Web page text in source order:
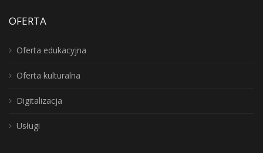
OFERTA
Oferta edukacyjna
Oferta kulturalna
Digitalizacja
Usługi